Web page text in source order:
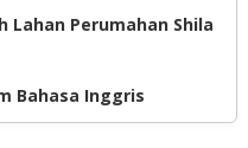
Perumahan Shila
Bahasa Inggris